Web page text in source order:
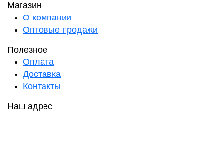
Магазин
О компании
Оптовые продажи
Полезное
Оплата
Доставка
Контакты
Наш адрес